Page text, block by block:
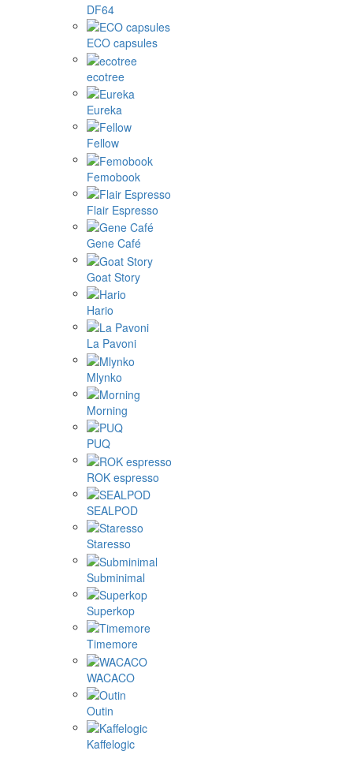
DF64
ECO capsules
ecotree
Eureka
Fellow
Femobook
Flair Espresso
Gene Café
Goat Story
Hario
La Pavoni
Mlynko
Morning
PUQ
ROK espresso
SEALPOD
Staresso
Subminimal
Superkop
Timemore
WACACO
Outin
Kaffelogic